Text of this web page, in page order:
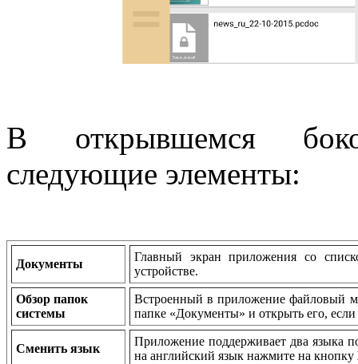
В открывшемся
следующие элементы:
Документы
Главный экран приложения со
устройстве.
Обзор папок
системы
Встроенный в приложение файловый
папке «Документы» и открыть его,
Сменить язык
Приложение поддерживает два языка
на английский язык нажмите на кнопку